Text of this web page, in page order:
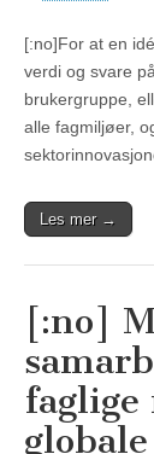
[:no]For at en
verdi og svare
brukergruppe,
alle fagmiljøer,
Les mer →
[:no]
faglige
globale